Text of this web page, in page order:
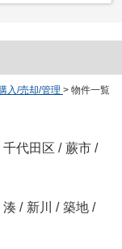
入/売却/管理 > 物件一覧
千代田区 / 蕨市 /
湊 / 新川 / 築地 /